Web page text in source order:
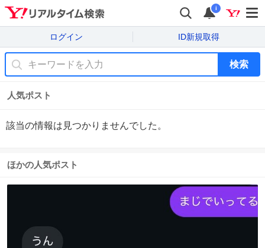
i
ログイン ID新規取得
検索
人気ポスト
該当の情報は見つかりませんでした。
ほかの人気ポスト